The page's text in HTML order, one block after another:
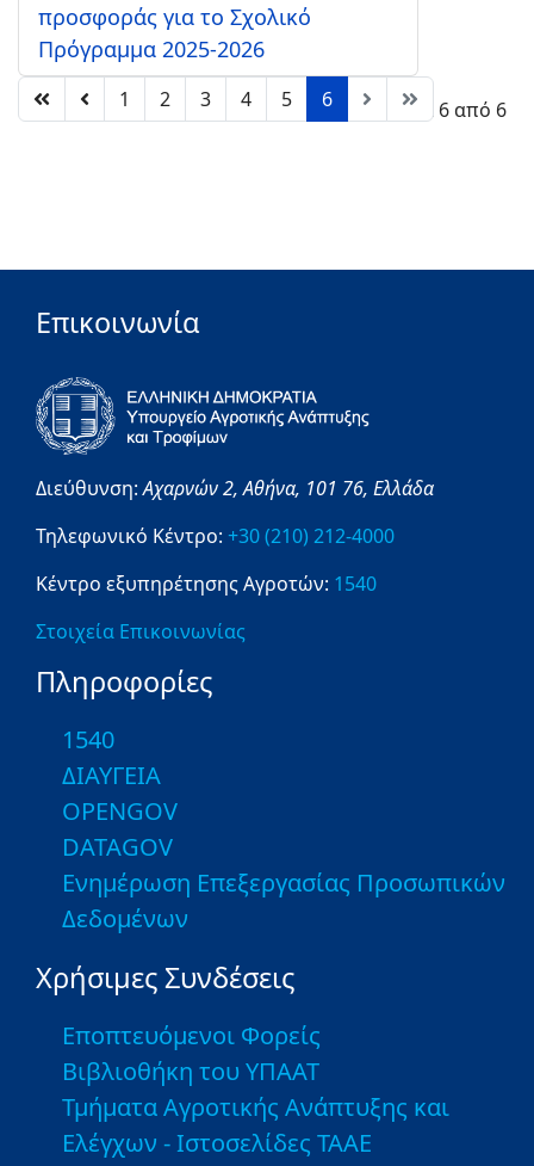
προσφοράς για το Σχολικό
Πρόγραμμα 2025-2026
Σελίδα 6 από 6
1 2 3 4 5 6
Επικοινωνία
Διεύθυνση:Αχαρνών 2,Αθήνα, 101 76, Ελλάδα
Τηλεφωνικό Κέντρο: +30 (210) 212-4000
Κέντρο εξυπηρέτησης Αγροτών: 1540
Στοιχεία Επικοινωνίας
Πληροφορίες
1540
ΔΙΑΥΓΕΙΑ
OPENGOV
DATAGOV
Ενημέρωση Επεξεργασίας Προσωπικών
Δεδομένων
Χρήσιμες Συνδέσεις
Εποπτευόμενοι Φορείς
Βιβλιοθήκη του ΥΠΑΑΤ
Τμήματα Αγροτικής Ανάπτυξης και
Ελέγχων - Ιστοσελίδες ΤΑΑΕ